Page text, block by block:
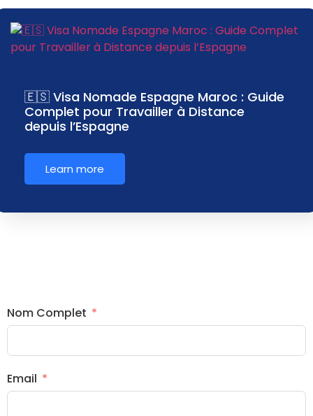
🇪🇸 Visa Nomade Espagne Maroc : Guide
Complet pour Travailler à Distance
depuis l’Espagne
Learn more
Nom Complet
Email